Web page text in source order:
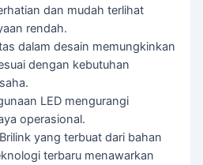
dan mudah terlihat
rendah.
dalam desain memungkinkan
dengan kebutuhan
LED mengurangi
operasional.
yang terbuat dari bahan
terbaru menawarkan